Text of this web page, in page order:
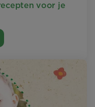
voor je